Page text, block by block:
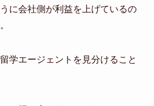
に会社側が利益を上げているの
学エージェントを見分けること